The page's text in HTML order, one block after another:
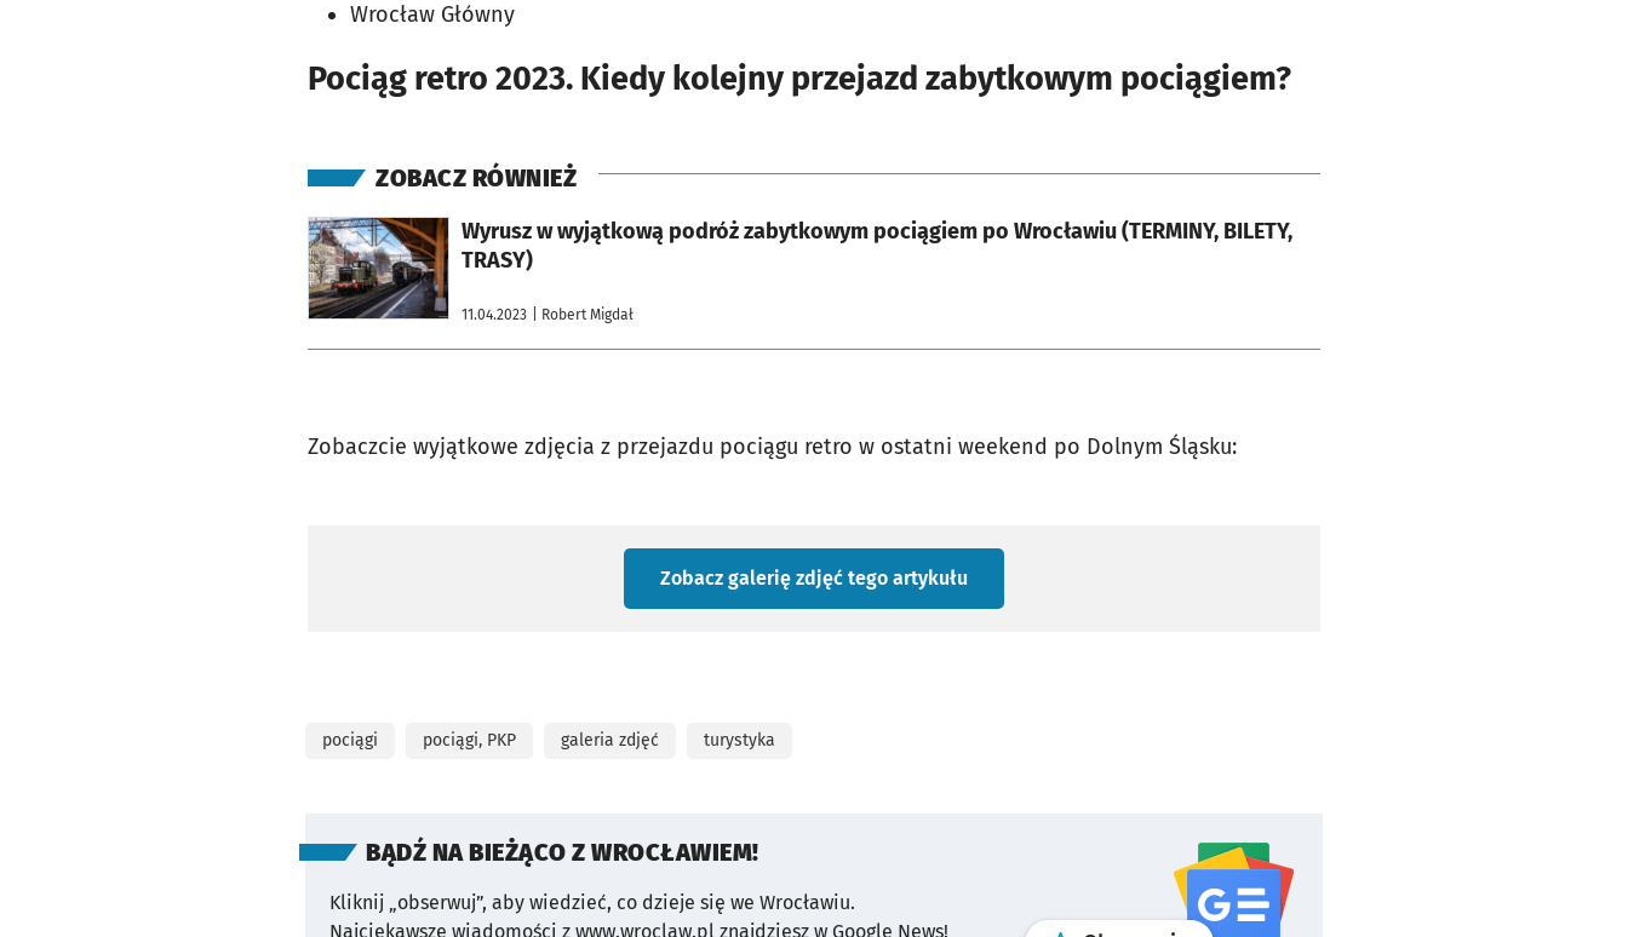
Wrocław Główny
Pociąg retro 2023. Kiedy kolejny przejazd zabytkowym pociągiem?
ZOBACZ RÓWNIEŻ
Wyrusz w wyjątkową podróż zabytkowym pociągiem po Wrocławiu (TERMINY, BILETY,
TRASY)
11.04.2023 | Robert Migdał
otworzy się w nowej karcie
Zobaczcie wyjątkowe zdjęcia z przejazdu pociągu retro w ostatni weekend po Dolnym Śląsku:
Zobacz galerię zdjęć tego artykułu
pociągi pociągi, PKP galeria zdjęć turystyka
BĄDŹ NA BIEŻĄCO Z WROCŁAWIEM!
Kliknij „obserwuj”, aby wiedzieć, co dzieje się we Wrocławiu.
Najciekawsze wiadomości z www.wroclaw.pl znajdziesz w Google News!